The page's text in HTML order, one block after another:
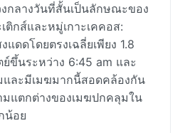
กลางวันที่สั้นเป็นลักษณะของ
ติกส์และหมู่เกาะเคคอส:
ดดโดยตรงเฉลี่ยเพียง 1.8
ขึ้นระหว่าง 6:45 am และ
ละมีเมฆมากนี้สอดคล้องกัน
มแตกต่างของเมฆปกคลุมใน
น้อย